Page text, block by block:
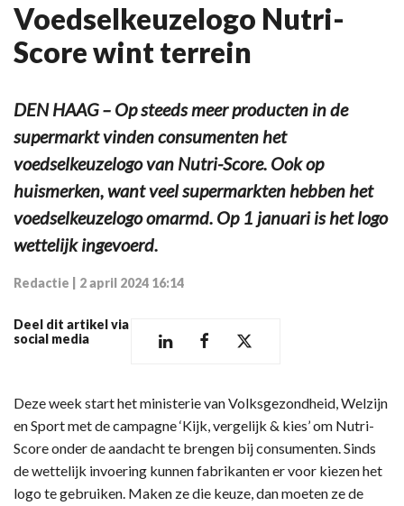
Voedselkeuzelogo Nutri-
Score wint terrein
DEN HAAG – Op steeds meer producten in de
supermarkt vinden consumenten het
voedselkeuzelogo van Nutri-Score. Ook op
huismerken, want veel supermarkten hebben het
voedselkeuzelogo omarmd. Op 1 januari is het logo
wettelijk ingevoerd.
Redactie 2 april 2024 16:14
Deel dit artikel via
social media
Deze week start het ministerie van Volksgezondheid, Welzijn
en Sport met de campagne ‘Kijk, vergelijk & kies’ om Nutri-
Score onder de aandacht te brengen bij consumenten. Sinds
de wettelijk invoering kunnen fabrikanten er voor kiezen het
logo te gebruiken. Maken ze die keuze, dan moeten ze de